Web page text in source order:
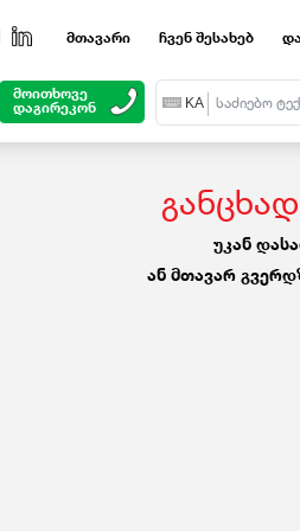
მთავარი ჩვენ შესახებ
მოითხოვე
დაგირეკონ
EN KA RU
უკან
ან მთავარ